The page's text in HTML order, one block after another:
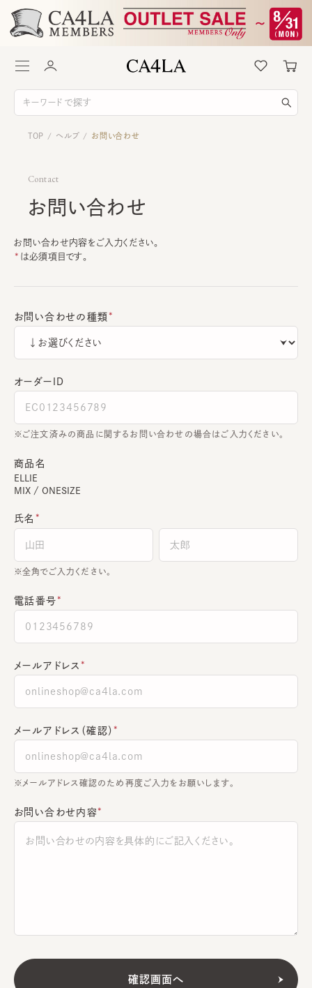
TOP / ヘルプ / お問い合わせ
Contact
お問い合わせ
お問い合わせ内容をご入力ください。
は必須項目です。
お問い合わせの種類
オーダーＩＤ
ご注文済みの商品に関するお問い合わせの場合はご入力ください。
商品名
ELLIE
MIX / ONESIZE
氏名
全角でご入力ください。
電話番号
メールアドレス
メールアドレス（確認）
※メールアドレス確認のため再度ご入力をお願いします。
お問い合わせ内容